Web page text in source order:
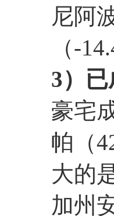
尼阿
（-
3）
豪宅
帕（
大的
加州